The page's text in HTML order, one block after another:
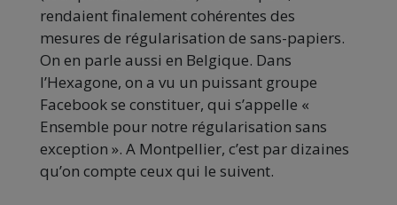
rendaient finalement cohérentes des
mesures de régularisation de sans-papiers.
On en parle aussi en Belgique. Dans
l’Hexagone, on a vu un puissant groupe
Facebook se constituer, qui s’appelle «
Ensemble pour notre régularisation sans
exception ». A Montpellier, c’est par dizaines
qu’on compte ceux qui le suivent.